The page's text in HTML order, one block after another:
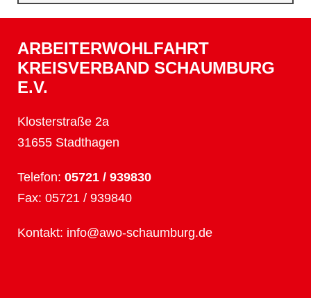
ARBEITERWOHLFAHRT
KREISVERBAND SCHAUMBURG
E.V.
Klosterstraße 2a
31655 Stadthagen
Telefon: 05721 / 939830
Fax: 05721 / 939840
Kontakt: info@awo-schaumburg.de